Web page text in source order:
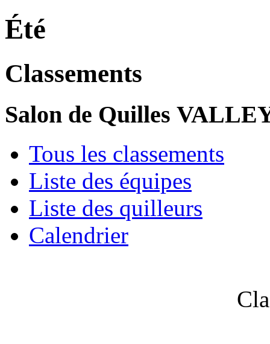
Été
Classements
Salon de Quilles
Tous les classements
Liste des équipes
Liste des quilleurs
Calendrier